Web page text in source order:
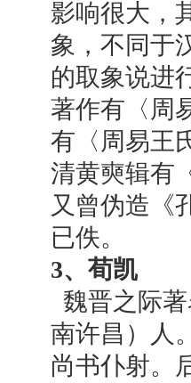
影响很大，
象，不同于
的取象说进
著作有〈周
有〈周易王
清黄奭辑有
又曾伪造《
已佚。
3、荀凯
魏晋之际
南许昌）人
尚书仆射。